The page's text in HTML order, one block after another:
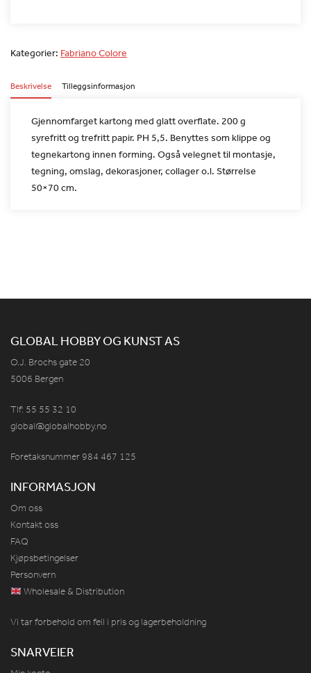
Kategorier: Fabriano Colore
Beskrivelse Tilleggsinformasjon
Gjennomfarget kartong med glatt overflate. 200 g
syrefritt og trefritt papir. PH 5,5. Benyttes som klippe og
tegnekartong innen forming. Også velegnet til montasje,
tegning, omslag, dekorasjoner, collager o.l. Størrelse
50×70 cm.
GLOBAL HOBBY OG KUNST AS
O.J. Brochs gate 20
5006 Bergen
Tlf: 55 55 32 10
global@globalhobby.no
Foretaksnummer 984 467 125
INFORMASJON
Om oss
Kontakt oss
FAQ
Kjøpsbetingelser
Personvern
Wholesale & Distribution
Vi tar forbehold om feil i pris og lagerbeholdning
SNARVEIER